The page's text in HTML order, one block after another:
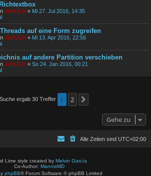
Jet0JLH « Mi 27. Jul 2016, 14:35
auf eine Form zugreifen
Jet0JLH « Mi 13. Apr 2016, 22:56
auf andere Partition verschieben
Jet0JLH « So 24. Jan 2016, 00:21
ergab 30 Treffer 1 2
Gehe zu
Alle Zeiten sind UTC+02:00
Lime style created by Melvin García
Co-Author: MannixMD
phpBB® Forum Software © phpBB Limited